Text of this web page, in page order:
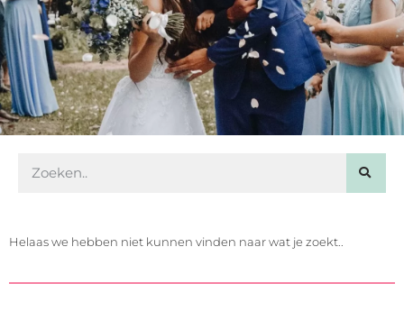
Helaas we hebben niet kunnen vinden naar wat je zoekt..